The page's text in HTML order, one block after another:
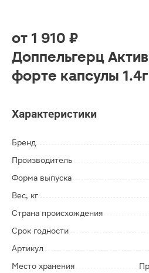
от 1 910 ₽
Доппельгерц
форте капсулы
Характеристики
Бренд
Производитель
Форма выпуска
Вес, кг
Страна происхождения
Срок годности
Артикул
Место хранения